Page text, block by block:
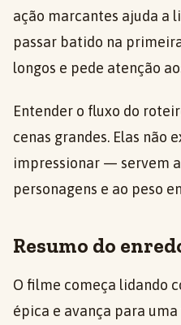
ação marcantes ajuda a
passar batido na
longos e pede atenção
Entender o fluxo do
cenas grandes. Elas não
impressionar — servem a
personagens e ao peso
Resumo do
O filme começa lidando
épica e avança para